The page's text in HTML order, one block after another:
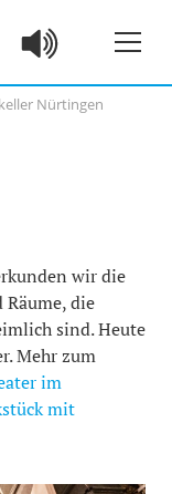
Nürtingen
wir die
Räume, die
sind. Heute
Mehr zum
im
mit